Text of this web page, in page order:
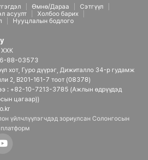
Өмнө/Дараа
Сэтгүүл
асуулт
Холбоо барих
Нууцлалын бодлого
ХХК
88-03573
хот, Гуро дүүрэг, Дижиталло 34-р гудамж
2, B201-161-7 тоот (08378)
: +82-10-7213-3785 (Ажлын өдрүүдэд
цагаар))
үйлчлүүлэгчдэд зориулсан Солонгосын